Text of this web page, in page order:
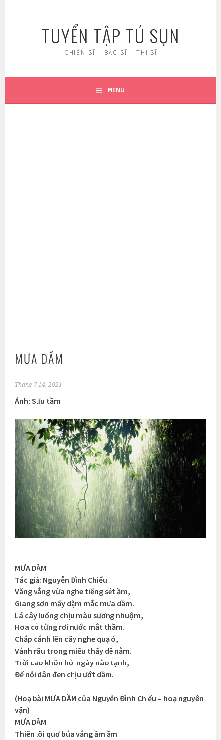
TUYỂN TẬP TÚ SỤN
CHIẾN SĨ – BÁC SĨ – THI SĨ
MENU
MƯA DẦM
Tháng 7 14, 2021
Ảnh: Sưu tầm
MƯA DẦM
Tác giả: Nguyễn Đình Chiểu
Văng vẳng vừa nghe tiếng sét ầm,
Giang sơn mấy dặm mắc mưa dầm.
Lá cây luống chịu màu sương nhuộm,
Hoa cỏ từng rơi nước mắt thầm.
Chắp cánh lên cây nghe quạ ó,
Vảnh râu trong miếu thấy dê nằm.
Trời cao khôn hỏi ngày nào tạnh,
Để nỗi dân đen chịu ướt dầm.
(Hoạ bài MƯA DẦM của Nguyễn Đình Chiểu – hoạ nguyên
vận)
MƯA DẦM
Thiên lôi quơ búa vẳng ầm ầm